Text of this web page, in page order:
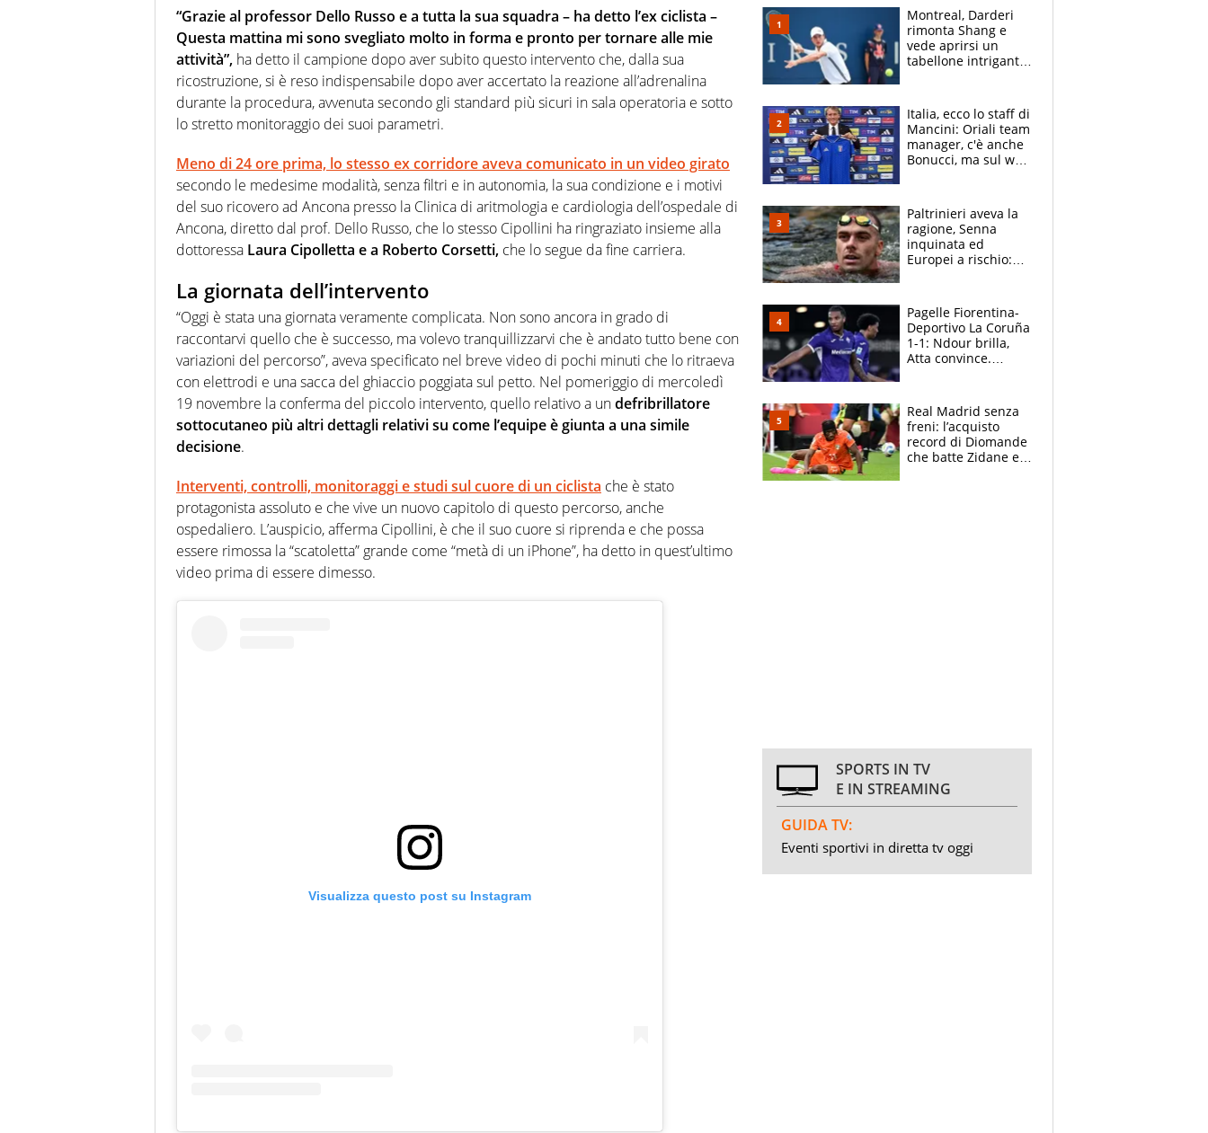
“Grazie al professor Dello Russo e a tutta la sua squadra – ha detto l’ex ciclista –
Questa mattina mi sono svegliato molto in forma e pronto per tornare alle mie
attività”, ha detto il campione dopo aver subito questo intervento che, dalla sua
ricostruzione, si è reso indispensabile dopo aver accertato la reazione all’adrenalina
durante la procedura, avvenuta secondo gli standard più sicuri in sala operatoria e sotto
lo stretto monitoraggio dei suoi parametri.
Meno di 24 ore prima, lo stesso ex corridore aveva comunicato in un video girato
secondo le medesime modalità, senza filtri e in autonomia, la sua condizione e i motivi
del suo ricovero ad Ancona presso la Clinica di aritmologia e cardiologia dell’ospedale di
Ancona, diretto dal prof. Dello Russo, che lo stesso Cipollini ha ringraziato insieme alla
dottoressa Laura Cipolletta e a Roberto Corsetti, che lo segue da fine carriera.
La giornata dell’intervento
“Oggi è stata una giornata veramente complicata. Non sono ancora in grado di
raccontarvi quello che è successo, ma volevo tranquillizzarvi che è andato tutto bene con
variazioni del percorso”, aveva specificato nel breve video di pochi minuti che lo ritraeva
con elettrodi e una sacca del ghiaccio poggiata sul petto. Nel pomeriggio di mercoledì
19 novembre la conferma del piccolo intervento, quello relativo a undefribrillatore
sottocutaneo più altri dettagli relativi su come l’equipe è giunta a una simile
decisione.
Interventi, controlli, monitoraggi e studi sul cuore di un ciclista che è stato
protagonista assoluto e che vive un nuovo capitolo di questo percorso, anche
ospedaliero. L’auspicio, afferma Cipollini, è che il suo cuore si riprenda e che possa
essere rimossa la “scatoletta” grande come “metà di un iPhone”, ha detto in quest’ultimo
video prima di essere dimesso.
Visualizza questo post su Instagram
Montreal, Darderi
rimonta Shang e
vede aprirsi un
tabellone intrigante:
felice del mio livello"
Italia, ecco lo staff di
Mancini: Oriali team
manager, c'è anche
Bonucci, ma sul web
Paltrinieri aveva la
ragione, Senna
inquinata ed
Europei a rischio:
adesso
Pagelle Fiorentina-
Deportivo La Coruña
1-1: Ndour brilla,
Atta convince.
Real Madrid senza
freni: l’acquisto
record di Diomande
che batte Zidane e
SPORTS IN TV
E IN STREAMING
GUIDA TV:
Eventi sportivi in diretta tv oggi